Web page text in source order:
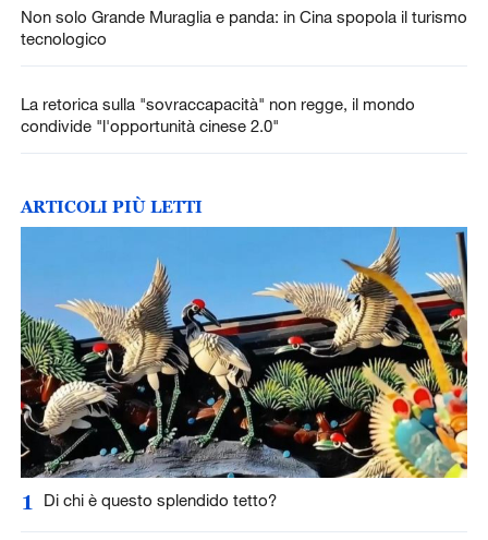
Non solo Grande Muraglia e panda: in Cina spopola il turismo
tecnologico
La retorica sulla "sovraccapacità" non regge, il mondo
condivide "l'opportunità cinese 2.0"
ARTICOLI PIÙ LETTI
1 Di chi è questo splendido tetto?